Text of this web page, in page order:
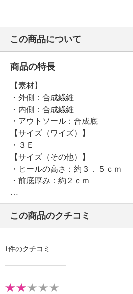
この商品について
商品の特長
【素材】
・外側：合成繊維
・内側：合成繊維
・アウトソール：合成底
【サイズ（ワイズ）】
・３Ｅ
【サイズ（その他）】
・ヒールの高さ：約３．５ｃｍ
・前底厚み：約２ｃｍ
・前側着地点厚み：約２ｃｍ
・高低差：約１．５ｃｍ
【重さ】
・片足約２１０ｇ（サイズにより
・個体差あり
【原産国（地）】
この商品のクチコミ
1件のクチコミ